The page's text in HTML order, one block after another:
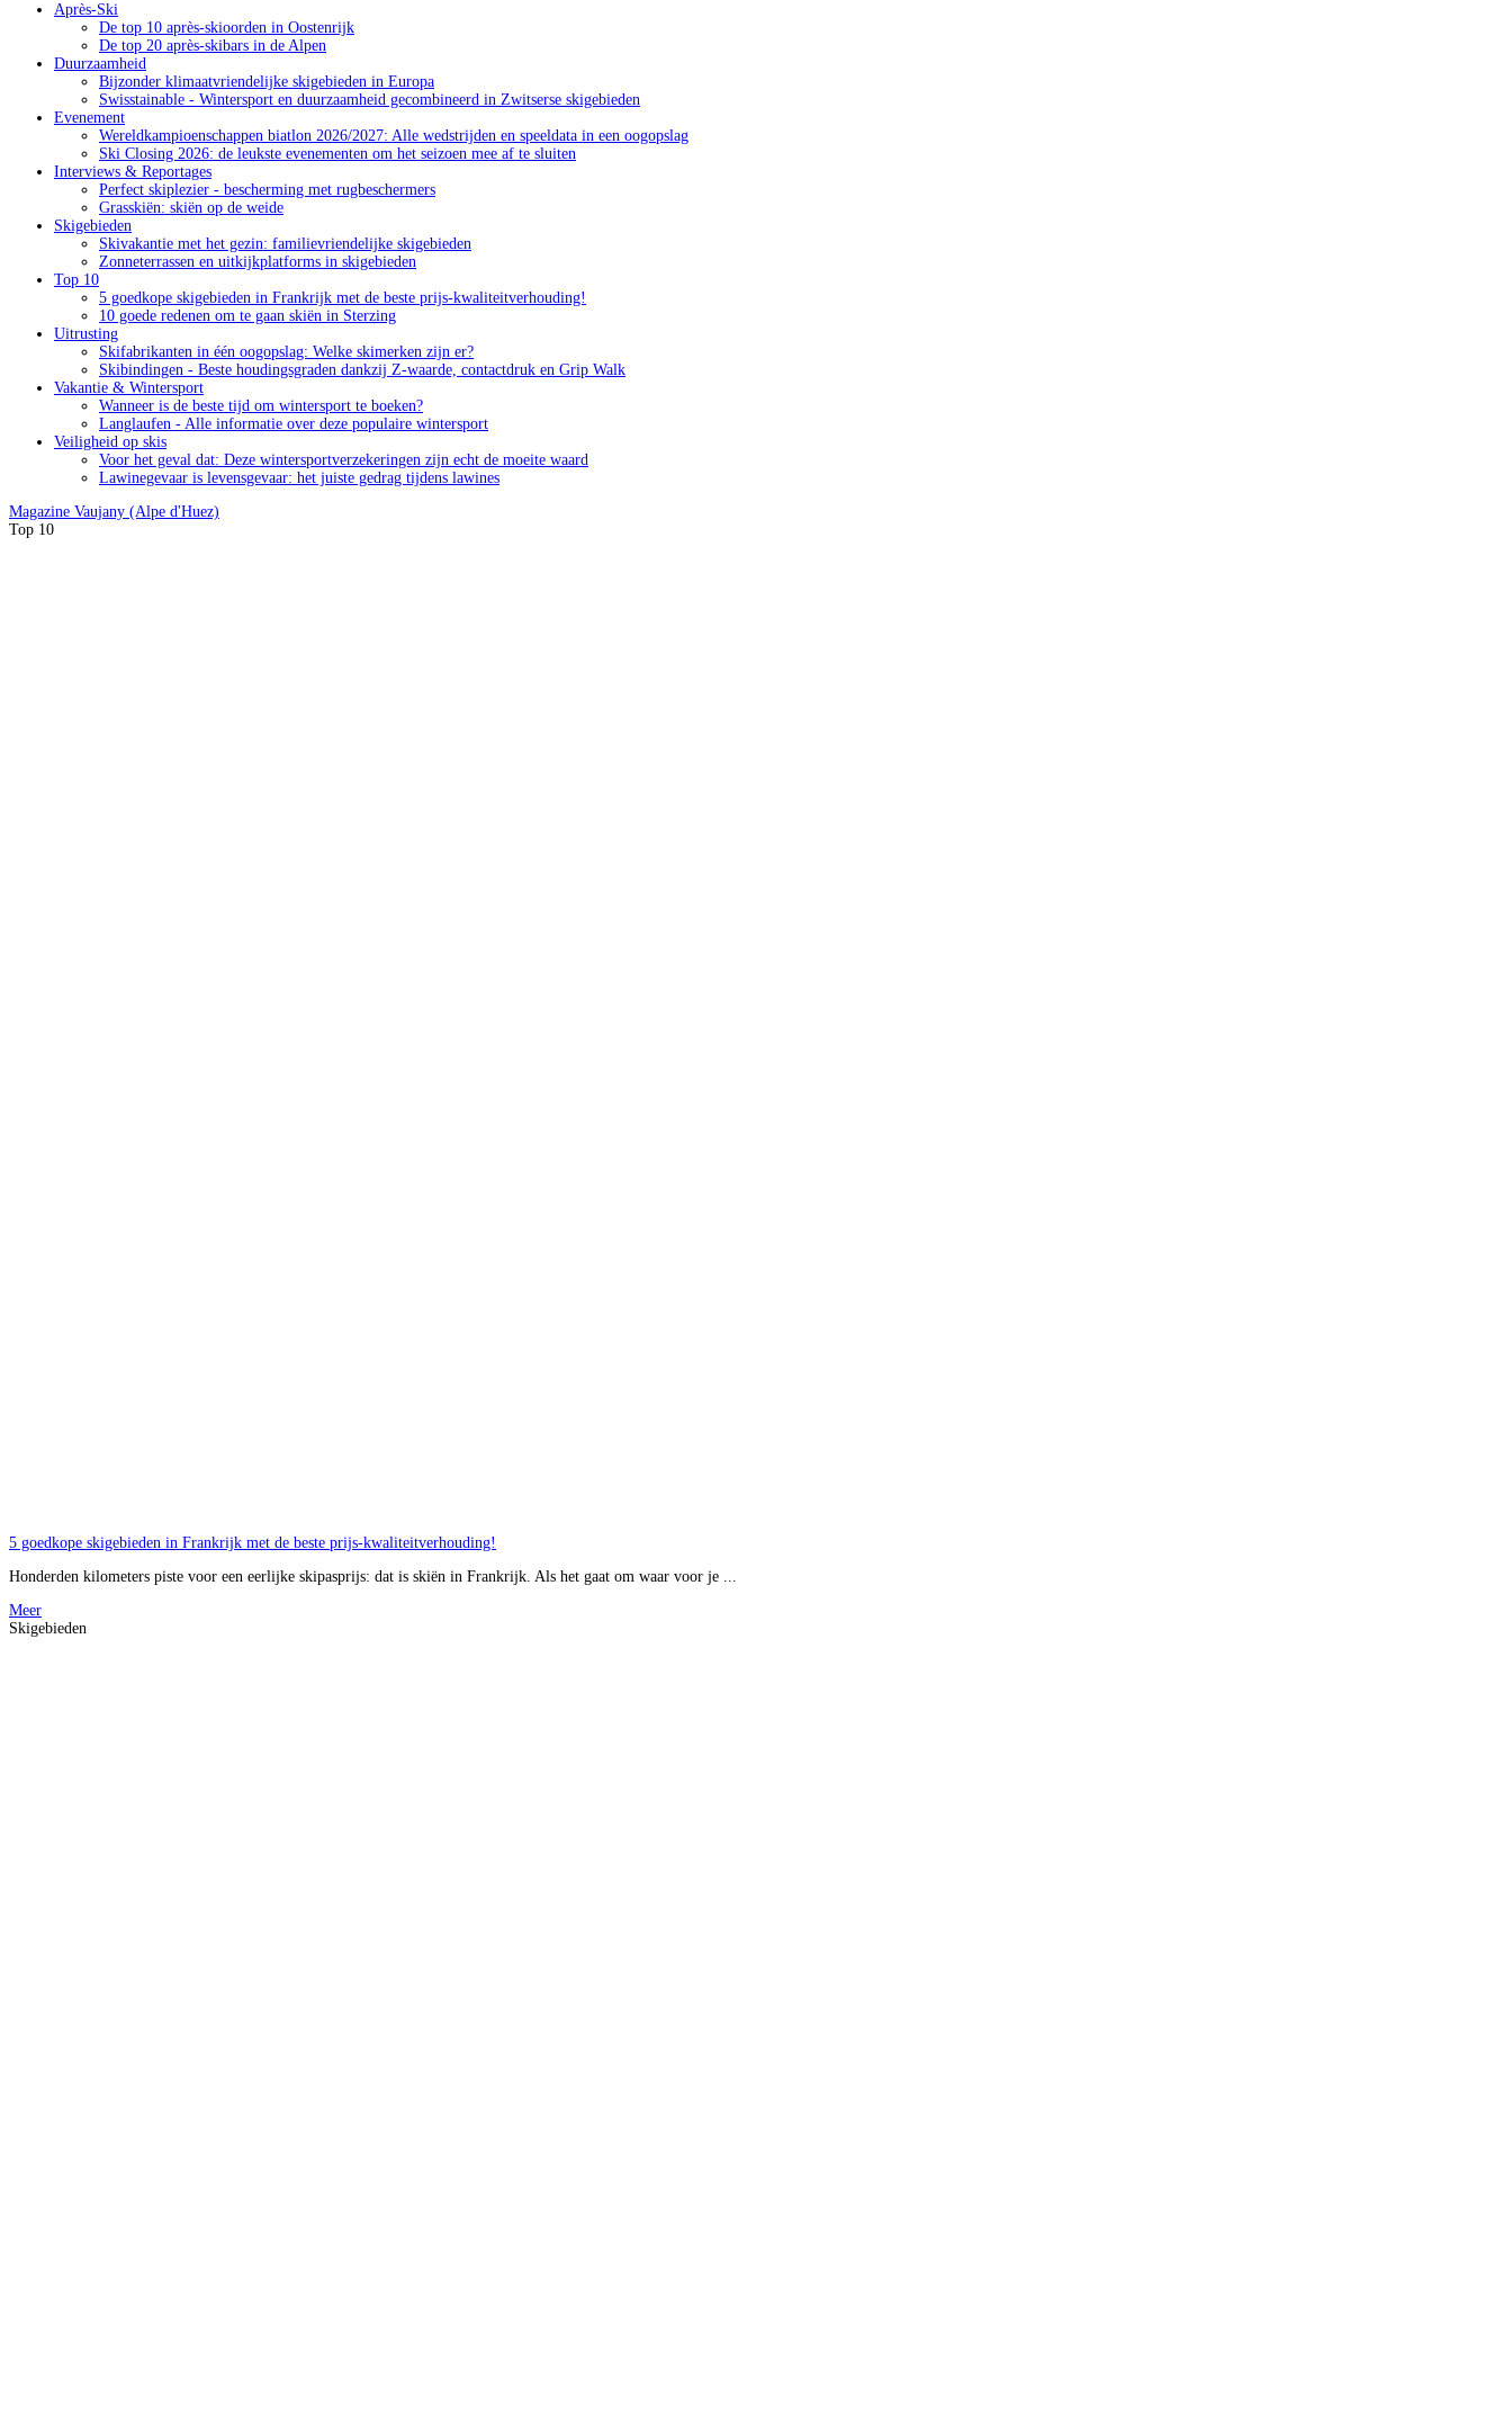
Après-Ski
De top 10 après-skioorden in Oostenrijk
De top 20 après-skibars in de Alpen
Duurzaamheid
Bijzonder klimaatvriendelijke skigebieden in Europa
Swisstainable - Wintersport en duurzaamheid gecombineerd in Zwitserse skigebieden
Evenement
Wereldkampioenschappen biatlon 2026/2027: Alle wedstrijden en speeldata in een oogopslag
Ski Closing 2026: de leukste evenementen om het seizoen mee af te sluiten
Interviews & Reportages
Perfect skiplezier - bescherming met rugbeschermers
Grasskiën: skiën op de weide
Skigebieden
Skivakantie met het gezin: familievriendelijke skigebieden
Zonneterrassen en uitkijkplatforms in skigebieden
Top 10
5 goedkope skigebieden in Frankrijk met de beste prijs-kwaliteitverhouding!
10 goede redenen om te gaan skiën in Sterzing
Uitrusting
Skifabrikanten in één oogopslag: Welke skimerken zijn er?
Skibindingen - Beste houdingsgraden dankzij Z-waarde, contactdruk en Grip Walk
Vakantie & Wintersport
Wanneer is de beste tijd om wintersport te boeken?
Langlaufen - Alle informatie over deze populaire wintersport
Veiligheid op skis
Voor het geval dat: Deze wintersportverzekeringen zijn echt de moeite waard
Lawinegevaar is levensgevaar: het juiste gedrag tijdens lawines
Magazine Vaujany (Alpe d'Huez)
Top 10
5 goedkope skigebieden in Frankrijk met de beste prijs-kwaliteitverhouding!
Honderden kilometers piste voor een eerlijke skipasprijs: dat is skiën in Frankrijk. Als het gaat om waar voor je ...
Meer
Skigebieden